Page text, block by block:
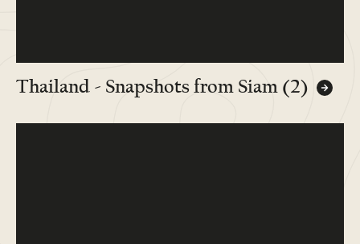
Thailand - Snapshots from Siam (2)